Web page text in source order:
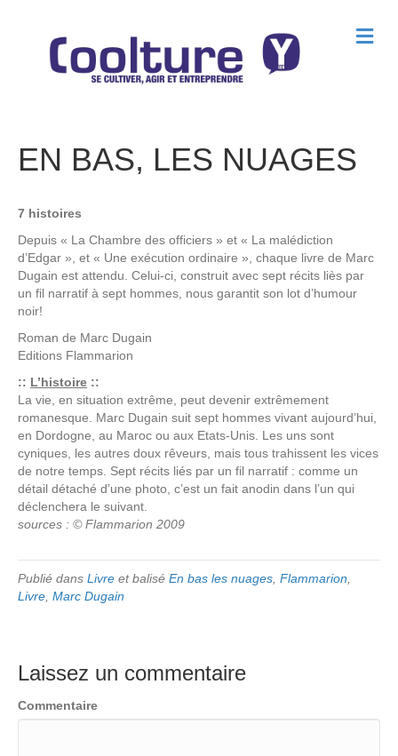
M
e
EN BAS, LES NUAGES
7 histoires
Depuis « La Chambre des officiers » et « La malédiction
d’Edgar », et « Une exécution ordinaire », chaque livre de Marc
Dugain est attendu. Celui-ci, construit avec sept récits liès par
un fil narratif à sept hommes, nous garantit son lot d’humour
noir!
Roman de Marc Dugain
Editions Flammarion
:: L’histoire ::
La vie, en situation extrême, peut devenir extrêmement
romanesque. Marc Dugain suit sept hommes vivant aujourd’hui,
en Dordogne, au Maroc ou aux Etats-Unis. Les uns sont
cyniques, les autres doux rêveurs, mais tous trahissent les vices
de notre temps. Sept récits liés par un fil narratif : comme un
détail détaché d’une photo, c’est un fait anodin dans l’un qui
déclenchera le suivant.
sources : © Flammarion 2009
Publié dans Livre et balisé En bas les nuages Flammarion
Livre Marc Dugain
Laissez un commentaire
Commentaire